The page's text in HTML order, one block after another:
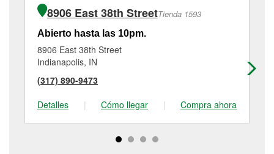
8906 East 38th StreetTienda 1593
Abierto hasta las 10pm.
8906 East 38th Street
Indianapolis, IN
(317) 890-9473
Detalles
| Cómo llegar | Compra ahora